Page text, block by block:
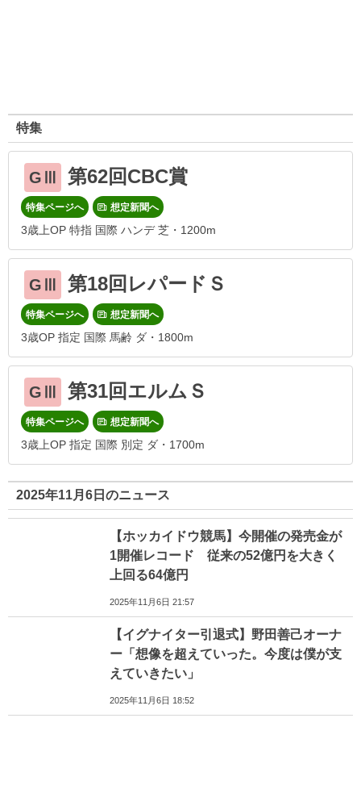
特集
GⅢ 第62回CBC賞
特集ページへ 想定新聞へ
3歳上OP 特指 国際 ハンデ 芝・1200m
GⅢ 第18回レパードＳ
特集ページへ 想定新聞へ
3歳OP 指定 国際 馬齢 ダ・1800m
GⅢ 第31回エルムＳ
特集ページへ 想定新聞へ
3歳上OP 指定 国際 別定 ダ・1700m
2025年11月6日のニュース
【ホッカイドウ競馬】今開催の発売金が
1開催レコード 従来の52億円を大きく
上回る64億円
2025年11月6日 21:57
【イグナイター引退式】野田善己オーナ
ー「想像を超えていった。今度は僕が支
えていきたい」
2025年11月6日 18:52